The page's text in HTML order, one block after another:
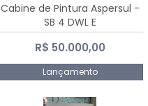
Cabine de Pintura Aspersul -
SB 4 DWL E
R$ 50.000,00
Lançamento